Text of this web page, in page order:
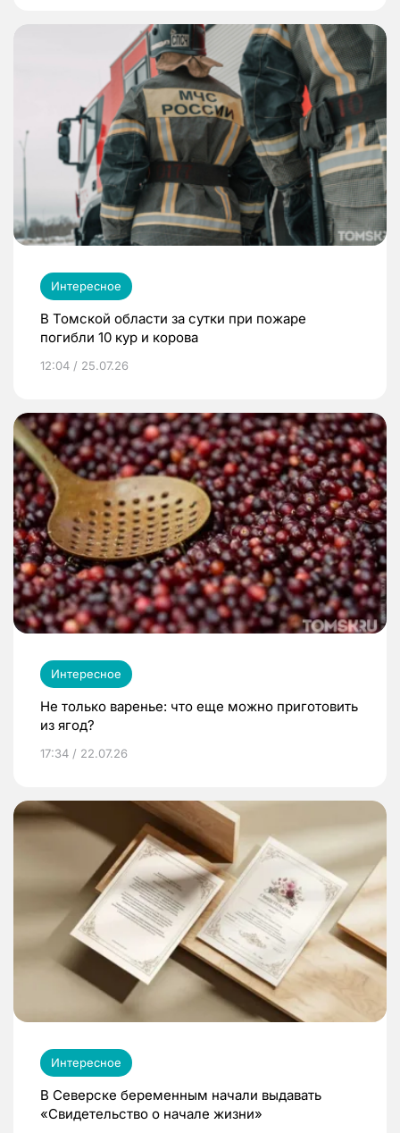
Интересное
В Томской области за сутки при пожаре
погибли 10 кур и корова
12:04 / 25.07.26
Интересное
Не только варенье: что еще можно приготовить
из ягод?
17:34 / 22.07.26
Интересное
В Северске беременным начали выдавать
«Свидетельство о начале жизни»